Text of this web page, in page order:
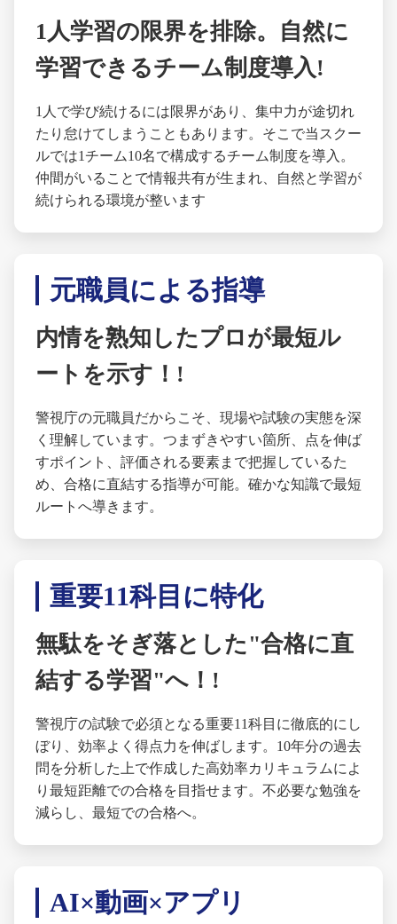
1人学習の限界を排除。自然に
学習できるチーム制度導入!
1人で学び続けるには限界があり、集中力が途切れ
たり怠けてしまうこともあります。そこで当スクー
ルでは1チーム10名で構成するチーム制度を導入。
仲間がいることで情報共有が生まれ、自然と学習が
続けられる環境が整います
元職員による指導
内情を熟知したプロが最短ル
ートを示す！!
警視庁の元職員だからこそ、現場や試験の実態を深
く理解しています。つまずきやすい箇所、点を伸ば
すポイント、評価される要素まで把握しているた
め、合格に直結する指導が可能。確かな知識で最短
ルートへ導きます。
重要11科目に特化
無駄をそぎ落とした"合格に直
結する学習"へ！!
警視庁の試験で必須となる重要11科目に徹底的にし
ぼり、効率よく得点力を伸ばします。10年分の過去
問を分析した上で作成した高効率カリキュラムによ
り最短距離での合格を目指せます。不必要な勉強を
減らし、最短での合格へ。
AI×動画×アプリ